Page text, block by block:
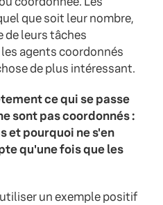
que soit leur nombre,
de leurs tâches
agents coordonnés
de plus intéressant.
ce qui se passe
sont pas coordonnés :
et pourquoi ne s'en
qu'une fois que les
un exemple positif